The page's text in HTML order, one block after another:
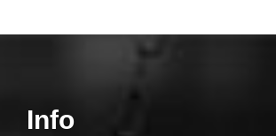
Info